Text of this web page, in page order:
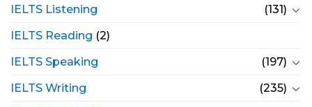
IELTS Listening
(131)
IELTS Reading (2)
IELTS Speaking
(197)
IELTS Writing
(235)